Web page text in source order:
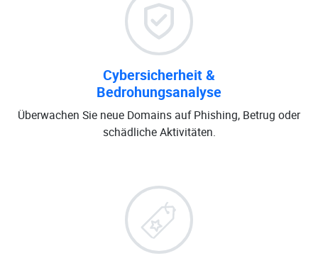
Cybersicherheit &
Bedrohungsanalyse
Überwachen Sie neue Domains auf Phishing, Betrug oder
schädliche Aktivitäten.